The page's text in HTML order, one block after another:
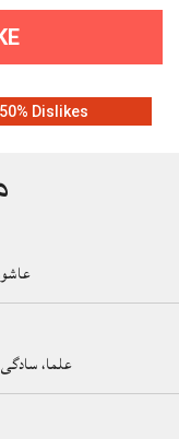
50% Dislikes
علما،